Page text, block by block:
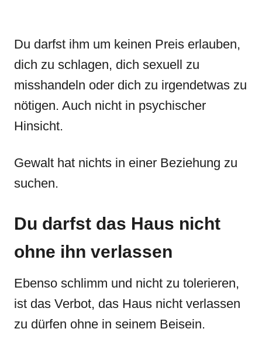
Du darfst ihm um keinen Preis erlauben,
dich zu schlagen, dich sexuell zu
misshandeln oder dich zu irgendetwas zu
nötigen. Auch nicht in psychischer
Hinsicht.
Gewalt hat nichts in einer Beziehung zu
suchen.
Du darfst das Haus nicht
ohne ihn verlassen
Ebenso schlimm und nicht zu tolerieren,
ist das Verbot, das Haus nicht verlassen
zu dürfen ohne in seinem Beisein.